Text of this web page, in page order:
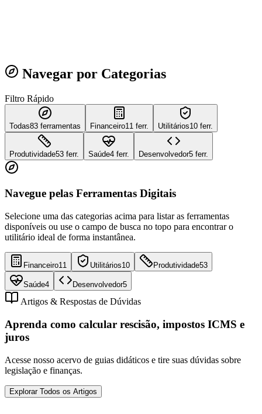
Navegar por Categorias
Filtro Rápido
Todas83 ferramentas Financeiro11 ferr. Utilitários10 ferr.
Produtividade53 ferr. Saúde4 ferr. Desenvolvedor5 ferr.
Navegue pelas Ferramentas Digitais
Selecione uma das categorias acima para listar as ferramentas
disponíveis ou use o campo de busca no topo para encontrar o
utilitário ideal de forma instantânea.
Financeiro11 Utilitários10 Produtividade53
Saúde4 Desenvolvedor5
Artigos & Respostas de Dúvidas
Aprenda como calcular rescisão, impostos ICMS e
juros
Acesse nosso acervo de guias didáticos e tire suas dúvidas sobre
legislação e finanças.
Explorar Todos os Artigos